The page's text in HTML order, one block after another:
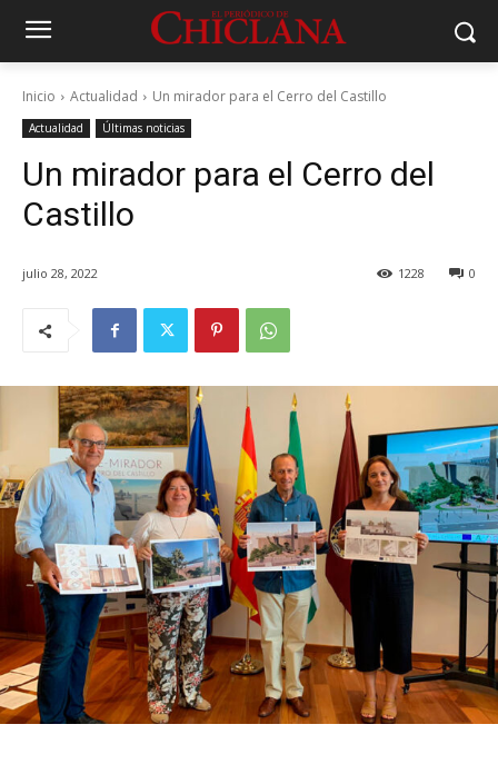
Inicio Actualidad Un mirador para el Cerro del Castillo
Actualidad Últimas noticias
Un mirador para el Cerro del
Castillo
julio 28, 2022 0
1228